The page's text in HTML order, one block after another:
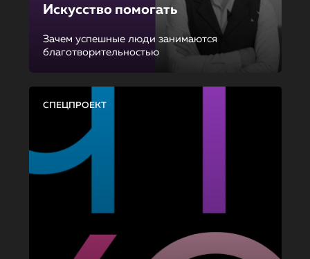
Искусство помогать
Зачем успешные люди занимаются
благотворительностью
СПЕЦПРОЕКТ